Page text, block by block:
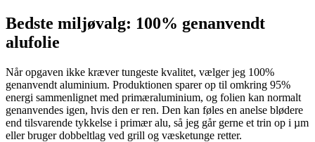
Bedste miljøvalg: 100% genanvendt
alufolie
Når opgaven ikke kræver tungeste kvalitet, vælger jeg 100%
genanvendt aluminium. Produktionen sparer op til omkring 95%
energi sammenlignet med primæraluminium, og folien kan normalt
genanvendes igen, hvis den er ren. Den kan føles en anelse blødere
end tilsvarende tykkelse i primær alu, så jeg går gerne et trin op i µm
eller bruger dobbeltlag ved grill og væsketunge retter.